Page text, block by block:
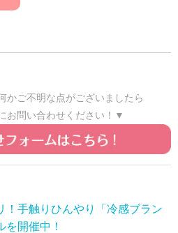
かご不明な点がございましたら
お問い合わせください！▼
！手触りひんやり「冷感ブラン
開催中！